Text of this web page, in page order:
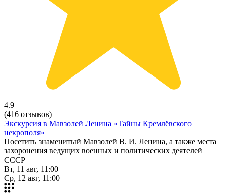
4.9
(416 отзывов)
Экскурсия в Мавзолей Ленина «Тайны Кремлёвского
некрополя»
Посетить знаменитый Мавзолей В. И. Ленина, а также места
захоронения ведущих военных и политических деятелей
СССР
Вт, 11 авг, 11:00
Ср, 12 авг, 11:00